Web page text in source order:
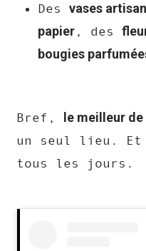
Des vases
papier , des
bougies
Bref, le meilleur
un seul lieu. Et
tous les jours.